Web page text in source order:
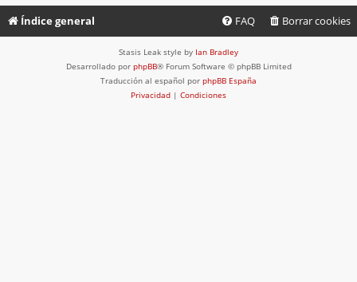
Índice general Borrar cookies
FAQ
Stasis Leak style by Ian Bradley
Desarrollado por phpBB® Forum Software © phpBB Limited
Traducción al español por phpBB España
Privacidad | Condiciones